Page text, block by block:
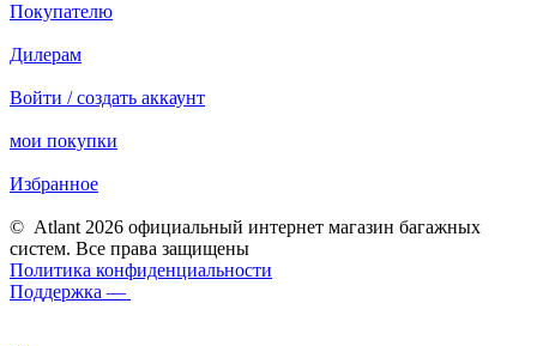
Покупателю
Дилерам
Войти / создать аккаунт
мои покупки
Избранное
© Atlant 2026 официальный интернет магазин багажных
систем. Все права защищены
Политика конфиденциальности
Поддержка —